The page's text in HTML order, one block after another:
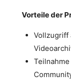
Vorteile der
Vollzugriff